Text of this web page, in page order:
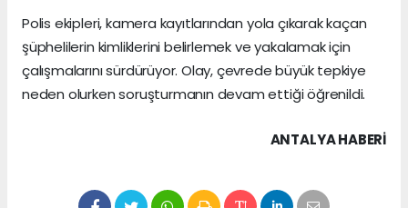
Polis ekipleri, kamera kayıtlarından yola çıkarak kaçan
şüphelilerin kimliklerini belirlemek ve yakalamak için
çalışmalarını sürdürüyor. Olay, çevrede büyük tepkiye
neden olurken soruşturmanın devam ettiği öğrenildi.
ANTALYA HABERİ